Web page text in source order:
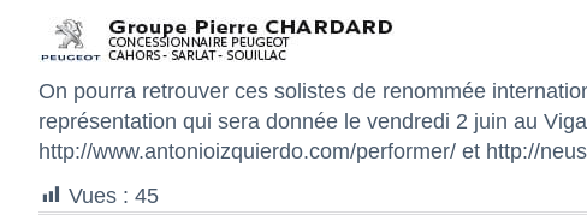
On pourra retrouver ces solistes de renommée
représentation qui sera donnée le vendredi 2 juin au
http://www.antonioizquierdo.com/performer/ et http://
Vues : 45